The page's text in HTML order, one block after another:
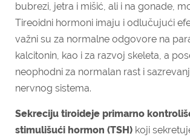
bubrezi, jetra i mišić, ali i na gonade,
Tireoidni hormoni imaju i odlučujući
važni su za normalne odgovore na
kalcitonin, kao i za razvoj skeleta, a
neophodni za normalan rast i
nervnog sistema.
Sekreciju tiroideje primarno
stimulišući hormon (TSH) koji